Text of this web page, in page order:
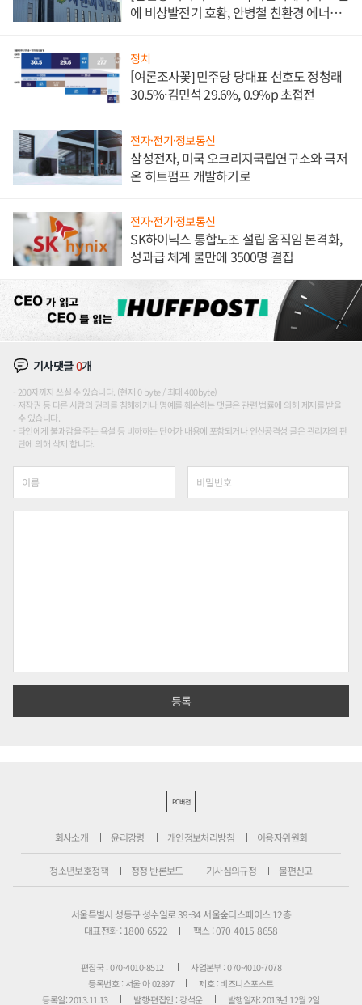
에 비상발전기 호황, 안병철 친환경 에너지
정치
[여론조사꽃] 민주당 당대표 선호도 정청래
30.5%·김민석 29.6%, 0.9%p 초접전
전자·전기·정보통신
삼성전자, 미국 오크리지국립연구소와 극저
온 히트펌프 개발하기로
전자·전기·정보통신
SK하이닉스 통합노조 설립 움직임 본격화,
성과급 체계 불만에 3500명 결집
기사댓글0개
200자까지 쓰실 수 있습니다. (현재 0 byte / 최대 400byte)
저작권 등 다른 사람의 권리를 침해하거나 명예를 훼손하는 댓글은 관련 법률에 의해 제재를 받을
수 있습니다.
타인에게 불쾌감을 주는 욕설 등 비하하는 단어가 내용에 포함되거나 인신공격성 글은 관리자의 판
단에 의해 삭제 합니다.
PC버전
회사소개 윤리강령 개인정보처리방침 이용자위원회
청소년보호정책 정정·반론보도 기사심의규정 불편신고
서울특별시 성동구 성수일로 39-34 서울숲더스페이스 12층
대표전화 : 1800-6522
팩스 : 070-4015-8658
편집국 : 070-4010-8512
사업본부 : 070-4010-7078
등록번호 : 서울 아 02897
제호 : 비즈니스포스트
등록일: 2013.11.13
발행·편집인 : 강석운 발행일자: 2013년 12월 2일